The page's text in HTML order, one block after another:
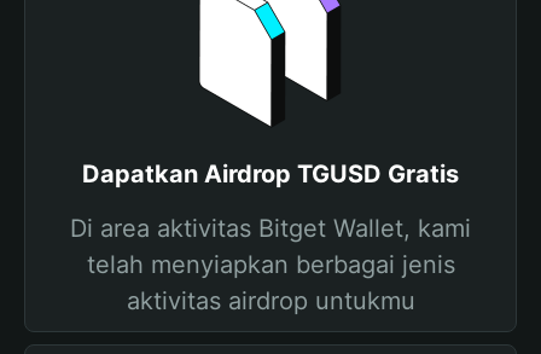
Dapatkan Airdrop TGUSD Gratis
Di area aktivitas Bitget Wallet, kami
telah menyiapkan berbagai jenis
aktivitas airdrop untukmu